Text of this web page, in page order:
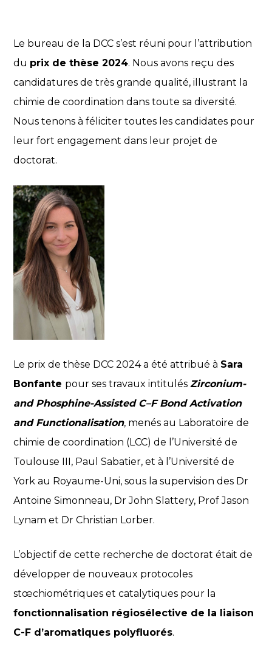
Le bureau de la DCC s’est réuni pour l’attribution
du prix de thèse 2024. Nous avons reçu des
candidatures de très grande qualité, illustrant la
chimie de coordination dans toute sa diversité.
Nous tenons à féliciter toutes les candidates pour
leur fort engagement dans leur projet de
doctorat.
Le prix de thèse DCC 2024 a été attribué à Sara
Bonfante pour ses travaux intitulésZirconium-
and Phosphine-Assisted C–F Bond Activation
and Functionalisation, menés au Laboratoire de
chimie de coordination (LCC) de l’Université de
Toulouse III, Paul Sabatier, et à l’Université de
York au Royaume-Uni, sous la supervision des Dr
Antoine Simonneau, Dr John Slattery, Prof Jason
Lynam et Dr Christian Lorber.
L’objectif de cette recherche de doctorat était de
développer de nouveaux protocoles
stœchiométriques et catalytiques pour la
fonctionnalisation régiosélective de la liaison
C-F d’aromatiques polyfluorés.